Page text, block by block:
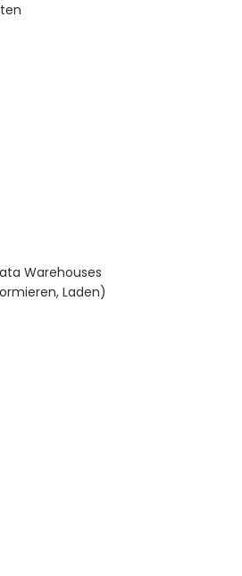
Warehouses
Laden)